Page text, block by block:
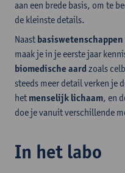
aan een brede basis, om te
de kleinste details.
Naast basiswetenschappen
maak je in je eerste jaar
biomedische aard zoals
steeds meer detail verken je
het menselijk lichaam, en
doe je vanuit verschillende
In het labo